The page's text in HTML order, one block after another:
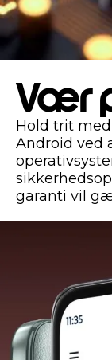
Vær
Hold trit
Android ved
garanti vil